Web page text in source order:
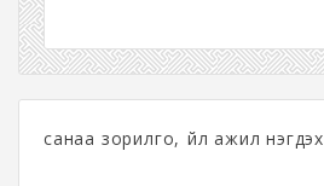
санаа зорилго, үйл ажил нэгдэх